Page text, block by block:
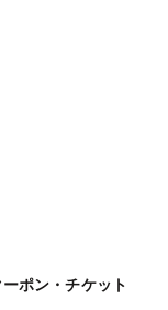
ーポン・チケット